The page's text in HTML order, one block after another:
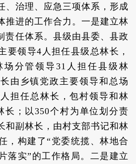
、治理、应急三项体系，形成
推进的工作合力。一是建立林
责任体系。县级由县委、县政
要领导4人担任县级总林长，
分管领导31人担任县级林
由乡镇党政主要领导和总场
担任总林长，包村领导和林
长；以350个村为单位划分责
和副林长，由村支部书记和林
，构建了“党委统揽、林地合
落实”的工作格局。二是建立